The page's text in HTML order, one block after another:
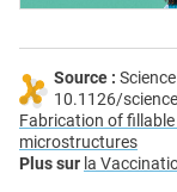
Source :
10.1126/
Fabrication of
microstructures
Plus sur la